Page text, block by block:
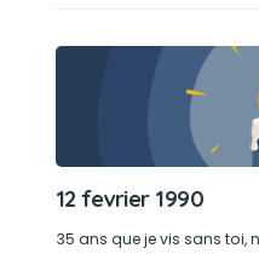
12 fevrier 1990
35 ans que je vis sans toi,